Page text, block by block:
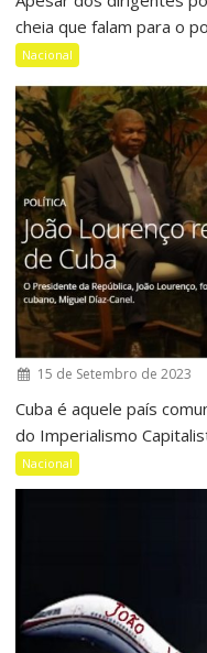
cheia que falam para o
Nacional
15 de Setembro de 2023
Cuba é aquele país
do Imperialismo
Nacional